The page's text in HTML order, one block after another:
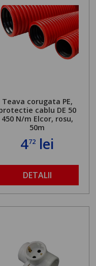
Teava corugata PE,
cablu DE 50
450 N/m Elcor, rosu,
50m
472 lei
DETALII